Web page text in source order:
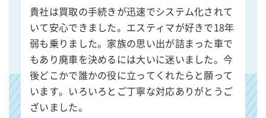
貴社は買取の手続きが迅速でシステム化されて
いて安心できました。エスティマが好きで18年
弱も乗りました。家族の思い出が詰まった車で
もあり廃車を決めるには大いに迷いました。今
後どこかで誰かの役に立ってくれたらと願って
います。いろいろとご丁寧な対応ありがとうご
ざいました。